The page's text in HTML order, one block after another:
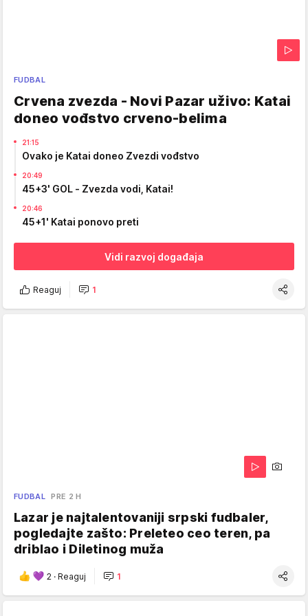
FUDBAL
Crvena zvezda - Novi Pazar uživo: Katai
doneo vođstvo crveno-belima
21:15
Ovako je Katai doneo Zvezdi vođstvo
20:49
45+3' GOL - Zvezda vodi, Katai!
20:46
45+1' Katai ponovo preti
Vidi razvoj događaja
Reaguj 1
FUDBAL PRE 2 H
Lazar je najtalentovaniji srpski fudbaler,
pogledajte zašto: Preleteo ceo teren, pa
driblao i Diletinog muža
2 · Reaguj 1